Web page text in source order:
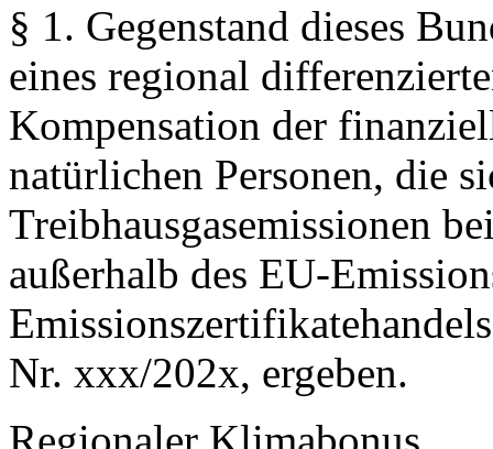
§ 1. Gegenstand dieses
eines regional
Kompensation der
natürlichen Personen, die
Treibhausgasemissionen
außerhalb des
Nr. xxx/202x, ergeben.